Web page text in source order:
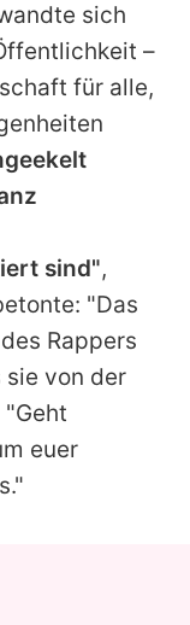
sich
–
für alle,
sind",
"Das
Rappers
sie von der
euer